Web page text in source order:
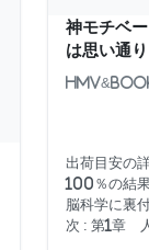
神モチベ
は思い通り
出荷目安の
100％の結
脳科学に裏
次 : 第1章